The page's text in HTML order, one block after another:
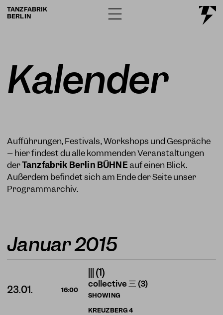
TANZFABRIK
BERLIN
Kalender
Aufführungen, Festivals, Workshops und Gespräche
– hier findest du alle kommenden Veranstaltungen
derTanzfabrik Berlin BÜHNEauf einen Blick.
Außerdem befindet sich am Ende der Seite unser
Programmarchiv.
Januar 2015
||| (1)
collective 三 (3)
SHOWING
23.01. 16:00
KREUZBERG4